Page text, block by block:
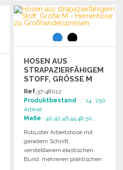
BESTELLEN
Angebot anfordern
HOSEN AUS
STRAPAZIERFÄHIGEM
STOFF, GRÖSSE M
Ref.37-48012
Produktbestand : 14 250
Artikel
Maße : 40,42,46,44,48,50...
Robuster Arbeitshose mit
geradem Schnitt,
verstellbarem elastischen
Bund, mehreren praktischen